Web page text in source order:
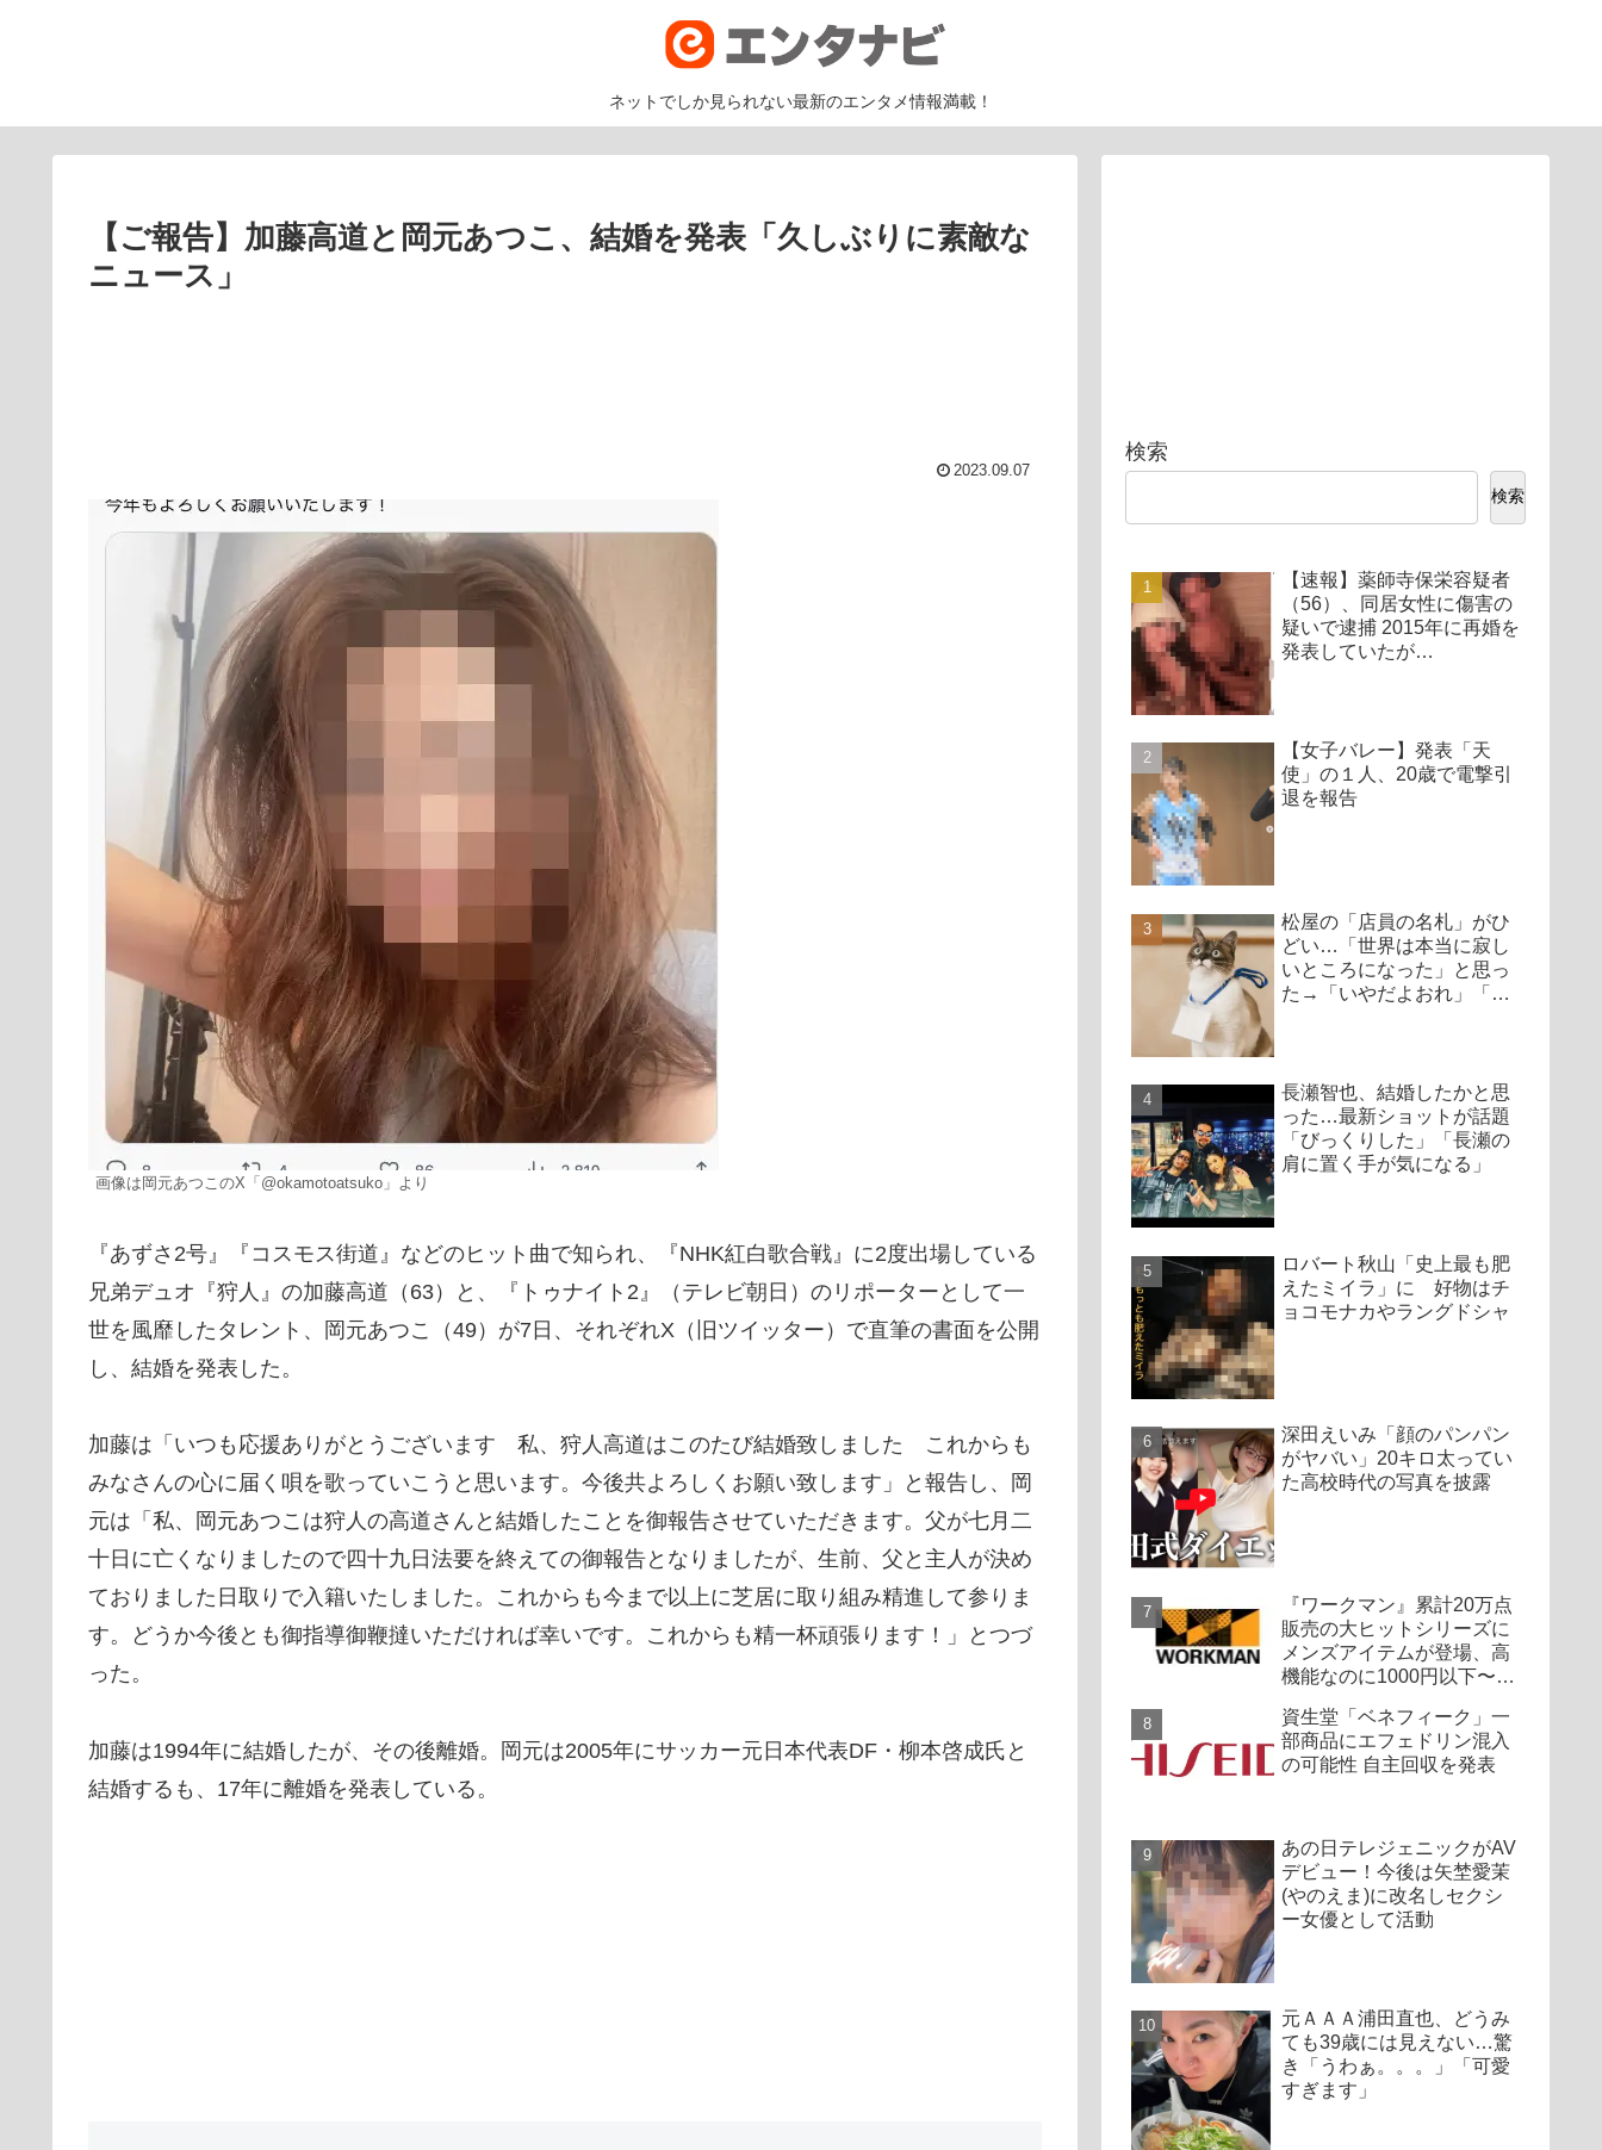
ネットでしか見られない最新のエンタメ情報満載！
【ご報告】加藤高道と岡元あつこ、結婚を発表「久しぶりに素敵な
ニュース」
2023.09.07
画像は岡元あつこのX「@okamotoatsuko」より
『あずさ2号』『コスモス街道』などのヒット曲で知られ、『NHK紅白歌合戦』に2度出場している
兄弟デュオ『狩人』の加藤高道（63）と、『トゥナイト2』（テレビ朝日）のリポーターとして一
世を風靡したタレント、岡元あつこ（49）が7日、それぞれX（旧ツイッター）で直筆の書面を公開
し、結婚を発表した。
加藤は「いつも応援ありがとうございます 私、狩人高道はこのたび結婚致しました これからも
みなさんの心に届く唄を歌っていこうと思います。今後共よろしくお願い致します」と報告し、岡
元は「私、岡元あつこは狩人の高道さんと結婚したことを御報告させていただきます。父が七月二
十日に亡くなりましたので四十九日法要を終えての御報告となりましたが、生前、父と主人が決め
ておりました日取りで入籍いたしました。これからも今まで以上に芝居に取り組み精進して参りま
す。どうか今後とも御指導御鞭撻いただければ幸いです。これからも精一杯頑張ります！」とつづ
った。
加藤は1994年に結婚したが、その後離婚。岡元は2005年にサッカー元日本代表DF・柳本啓成氏と
結婚するも、17年に離婚を発表している。
検索
検索
【速報】薬師寺保栄容疑者
（56）、同居女性に傷害の
疑いで逮捕 2015年に再婚を
発表していたが…
【女子バレー】発表「天
使」の１人、20歳で電撃引
退を報告
松屋の「店員の名札」がひ
どい…「世界は本当に寂し
いところになった」と思っ
た→「いやだよおれ」「ク
長瀬智也、結婚したかと思
った…最新ショットが話題
「びっくりした」「長瀬の
肩に置く手が気になる」
ロバート秋山「史上最も肥
えたミイラ」に 好物はチ
ョコモナカやラングドシャ
深田えいみ「顔のパンパン
がヤバい」20キロ太ってい
た高校時代の写真を披露
『ワークマン』累計20万点
販売の大ヒットシリーズに
メンズアイテムが登場、高
機能なのに1000円以下〜の
資生堂「ベネフィーク」一
部商品にエフェドリン混入
の可能性 自主回収を発表
あの日テレジェニックがAV
デビュー！今後は矢埜愛茉
(やのえま)に改名しセクシ
ー女優として活動
元ＡＡＡ浦田直也、どうみ
ても39歳には見えない…驚
き「うわぁ。。。」「可愛
すぎます」